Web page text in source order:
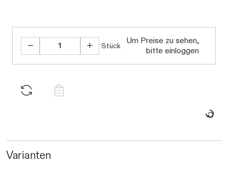
Stück
Um Preise zu sehen,
bitte einloggen
Varianten